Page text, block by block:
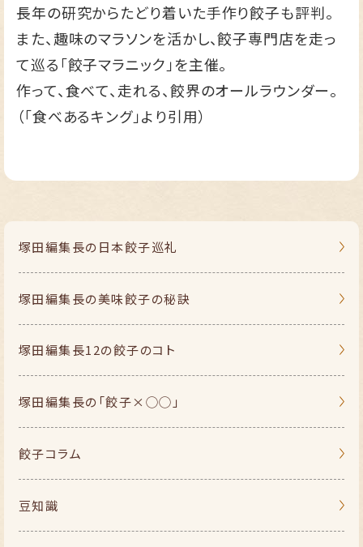
長年の研究からたどり着いた手作り餃子も評判。
また、趣味のマラソンを活かし、餃子専門店を走っ
て巡る「餃子マラニック」を主催。
作って、食べて、走れる、餃界のオールラウンダー。
（「食べあるキング」より引用）
塚田編集長の 日本餃子巡礼
塚田編集長の美味餃子の秘訣
塚田編集長12の餃子のコト
塚田編集長の 「餃子×◯◯」
餃子コラム
豆知識